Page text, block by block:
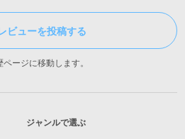
ビューを投稿する
ージに移動します。
ジャンルで選ぶ